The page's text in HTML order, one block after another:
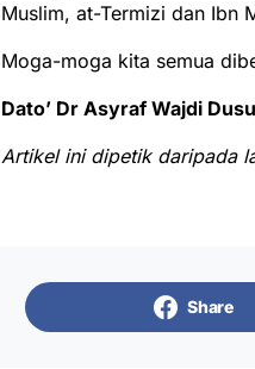
Muslim, at-Termizi dan Ibn
Moga-moga kita semua
Dato’ Dr Asyraf Wajdi
Artikel ini dipetik daripada
Share